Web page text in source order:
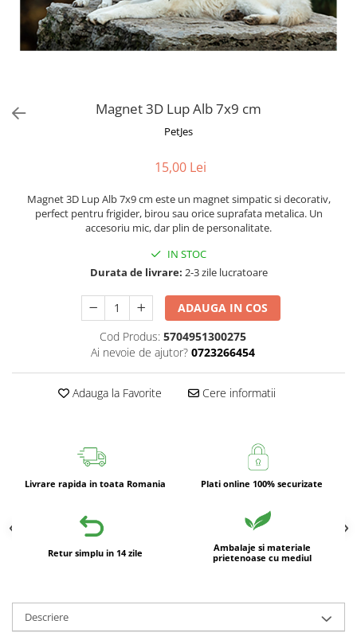
Creioane
Caiete 3D
Glitter Eyes
Fairytales
Wild Hangers
ColourZoo
Girly
Lovely Hearts
Animals in Tubes
Magnet 3D Lup Alb 7x9 cm
PetJes
15,00 Lei
Magnet 3D Lup Alb 7x9 cm este un magnet simpatic si decorativ,
perfect pentru frigider, birou sau orice suprafata metalica. Un
accesoriu mic, dar plin de personalitate.
IN STOC
Durata de livrare: 2-3 zile lucratoare
ADAUGA IN COS
Cod Produs: 5704951300275
Ai nevoie de ajutor? 0723266454
Adauga la Favorite Cere informatii
Livrare rapida in toata Romania Plati online 100% securizate
Retur simplu in 14 zile
Ambalaje si materiale
prietenoase cu mediul
Descriere